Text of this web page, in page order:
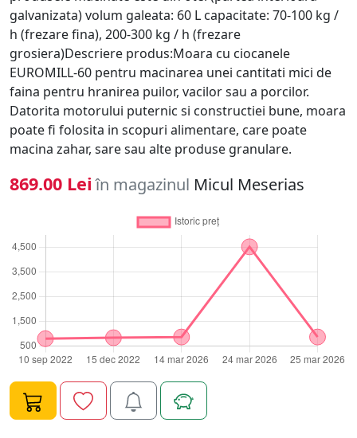
galvanizata) volum galeata: 60 L capacitate: 70-100 kg /
h (frezare fina), 200-300 kg / h (frezare
grosiera)Descriere produs:Moara cu ciocanele
EUROMILL-60 pentru macinarea unei cantitati mici de
faina pentru hranirea puilor, vacilor sau a porcilor.
Datorita motorului puternic si constructiei bune, moara
poate fi folosita in scopuri alimentare, care poate
macina zahar, sare sau alte produse granulare.
869.00 Lei în magazinul Micul Meserias